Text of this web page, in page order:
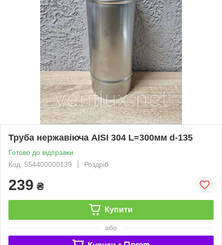
Труба нержавіюча AISI 304 L=300мм d-135
Готово до відправки
Код: 554400000139
Роздріб
239 ₴
Купити
або